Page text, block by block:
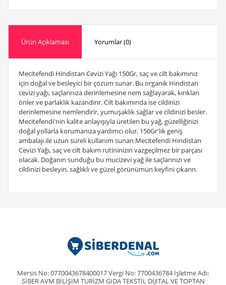
Ürün Açıklaması Yorumlar (0)
Mecitefendi Hindistan Cevizi Yağı 150Gr, saç ve cilt bakımınız
için doğal ve besleyici bir çözüm sunar. Bu organik Hindistan
cevizi yağı, saçlarınıza derinlemesine nem sağlayarak, kırıkları
önler ve parlaklık kazandırır. Cilt bakımında ise cildinizi
derinlemesine nemlendirir, yumuşaklık sağlar ve cildinizi besler.
Mecitefendi'nin kalite anlayışıyla üretilen bu yağ, güzelliğinizi
doğal yollarla korumanıza yardımcı olur. 150Gr'lık geniş
ambalajı ile uzun süreli kullanım sunan Mecitefendi Hindistan
Cevizi Yağı, saç ve cilt bakım rutininizin vazgeçilmez bir parçası
olacak. Doğanın sunduğu bu mucizevi yağ ile saçlarınızı ve
cildinizi besleyin, sağlıklı ve güzel görünümün keyfini çıkarın.
Mersis No: 0770043678400017 Vergi No: 7700436784 İşletme Adı:
SİBER AVM BİLİŞİM TURİZM GIDA TEKSTİL DİJİTAL VE TOPTAN